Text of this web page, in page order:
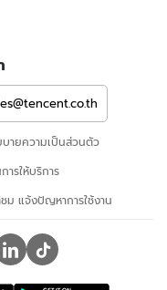
บายความเป็นส่วนตัว
ารให้บริการ
ม แจ้งปัญหาการใช้งาน